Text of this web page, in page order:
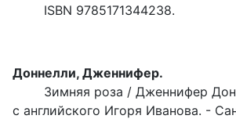
ISBN 9785171344238.
Доннелли, Дженнифер.
Зимняя роза / Дженнифер
с английского Игоря Иванова. -